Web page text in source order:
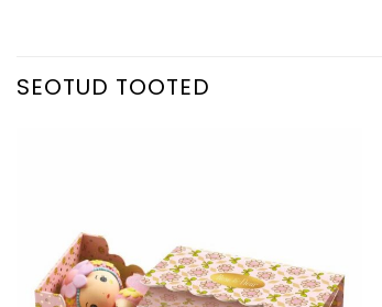
SEOTUD TOOTED